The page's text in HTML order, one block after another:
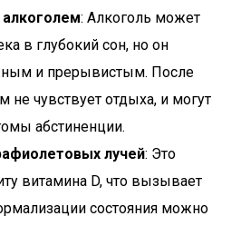
: Алкоголь может
в глубокий сон, но он
и прерывистым. После
не чувствует отдыха, и могут
абстиненции.
лучей: Это
витамина D, что вызывает
состояния можно